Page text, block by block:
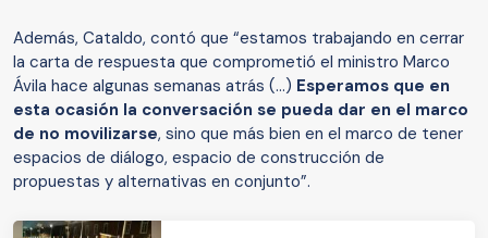
Además, Cataldo, contó que “estamos trabajando en cerrar
la carta de respuesta que comprometió el ministro Marco
Ávila hace algunas semanas atrás (...) Esperamos que en
esta ocasión la conversación se pueda dar en el marco
de no movilizarse, sino que más bien en el marco de tener
espacios de diálogo, espacio de construcción de
propuestas y alternativas en conjunto”.